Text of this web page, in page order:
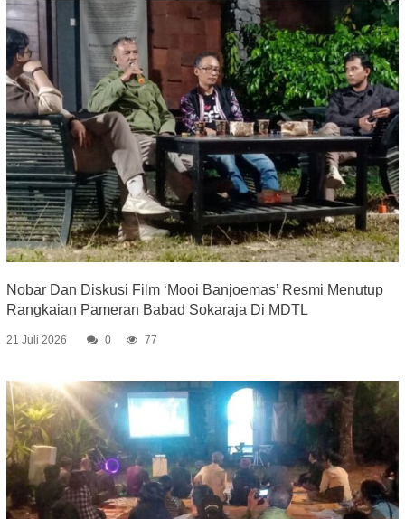
Nobar Dan Diskusi Film ‘Mooi Banjoemas’ Resmi Menutup
Rangkaian Pameran Babad Sokaraja Di MDTL
21 Juli 2026 0 77